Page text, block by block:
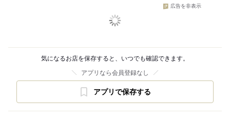
広告を非表示
気になるお店を保存すると、いつでも確認できます。
アプリなら会員登録なし
アプリで保存する